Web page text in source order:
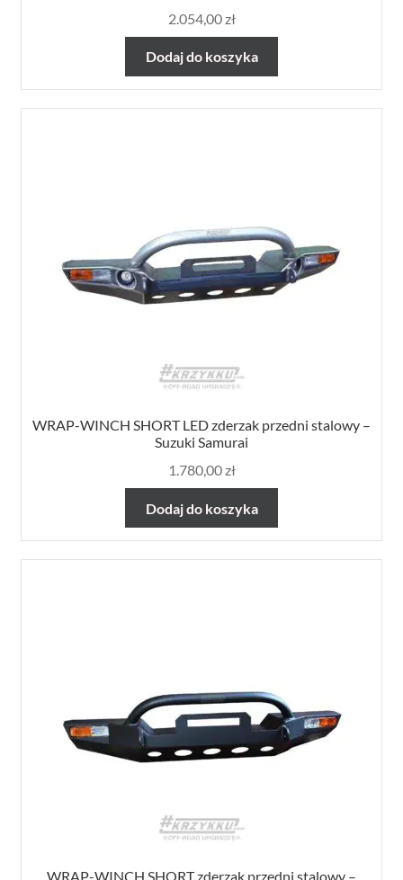
2.054,00zł
Dodaj do koszyka
WRAP-WINCH SHORT LED zderzak przedni stalowy –
Suzuki Samurai
1.780,00zł
Dodaj do koszyka
WRAP-WINCH SHORT zderzak przedni stalowy –